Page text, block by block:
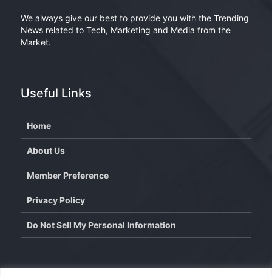
We always give our best to provide you with the Trending
News related to Tech, Marketing and Media from the
Market.
Useful Links
Home
About Us
Member Preference
Privacy Policy
Do Not Sell My Personal Information